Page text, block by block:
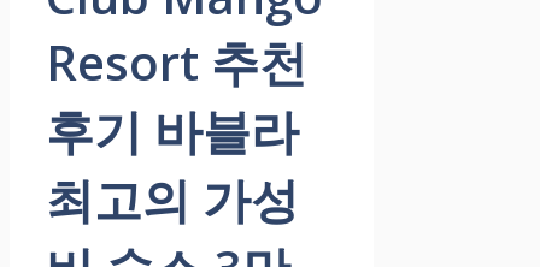
Resort 추천
후기 바블라
최고의 가성